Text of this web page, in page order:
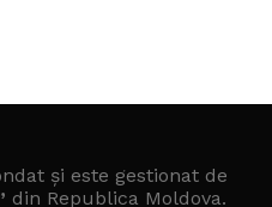
și este gestionat de
din Republica Moldova.